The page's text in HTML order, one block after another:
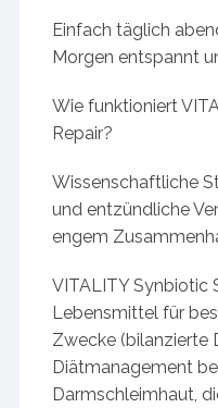
Einfach täglich
Morgen entspannt
Wie funktioniert
Repair?
Wissenschaftliche
und entzündliche
engem
VITALITY Synbiotic
Lebensmittel für
Zwecke (bilanzierte
Diätmanagement
Darmschleimhaut,